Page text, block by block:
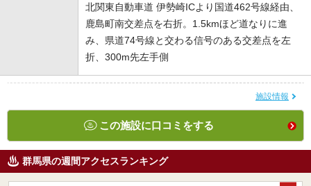
北関東自動車道 伊勢崎ICより国道462号線経由、
鹿島町南交差点を右折。1.5kmほど道なりに進
み、県道74号線と交わる信号のある交差点を左
折、300m先左手側
施設情報
この施設に口コミをする
群馬県の週間アクセスランキング